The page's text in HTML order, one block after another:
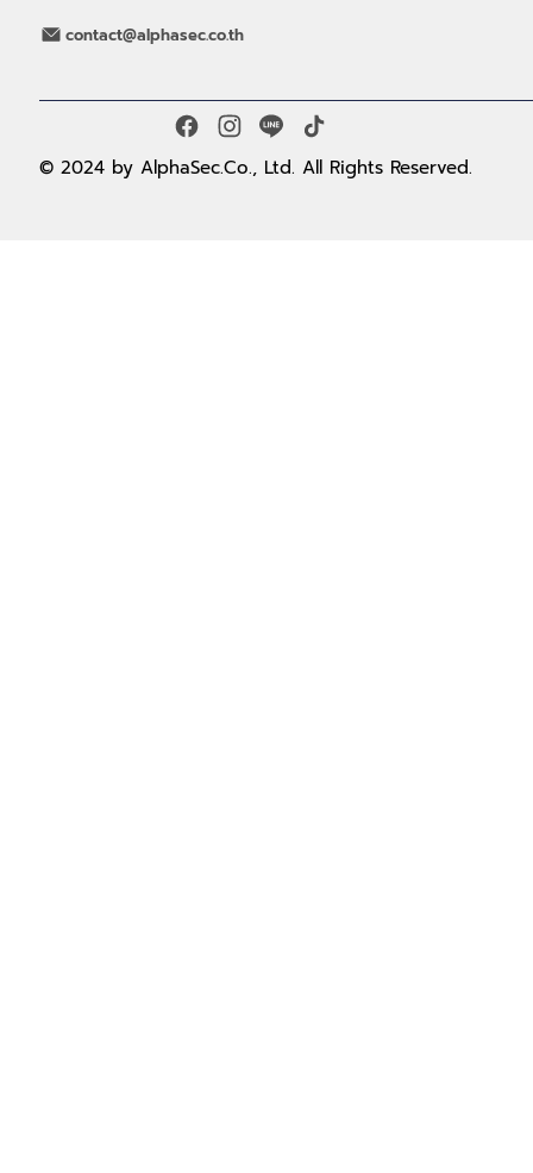
contact@alphasec.co.th
© 2024 by AlphaSec.Co., Ltd. All Rights Reserved.